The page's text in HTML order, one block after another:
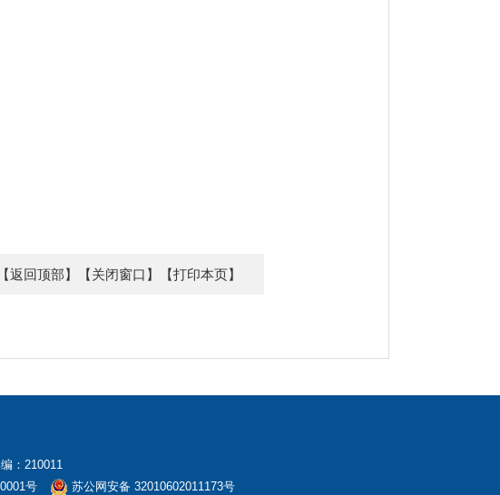
【返回顶部】 【关闭窗口】 【打印本页】
：210011
号 苏公网安备 32010602011173号